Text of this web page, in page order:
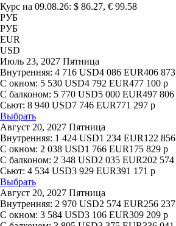
Курс на 09.08.26: $ 86.27, € 99.58
РУБ
РУБ
EUR
USD
Июль 23, 2027 Пятница
Внутренняя: 4 716 USD4 086 EUR406 873
С окном: 5 530 USD4 792 EUR477 100 р
С балконом: 5 770 USD5 000 EUR497 806
Сьют: 8 940 USD7 746 EUR771 297 р
Выбрать
Август 20, 2027 Пятница
Внутренняя: 1 424 USD1 234 EUR122 856
С окном: 2 038 USD1 766 EUR175 829 р
С балконом: 2 348 USD2 035 EUR202 574
Сьют: 4 534 USD3 929 EUR391 171 р
Выбрать
Август 20, 2027 Пятница
Внутренняя: 2 970 USD2 574 EUR256 237
С окном: 3 584 USD3 106 EUR309 209 р